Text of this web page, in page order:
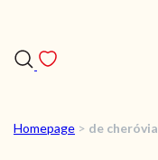
Homepage > de cheróvia